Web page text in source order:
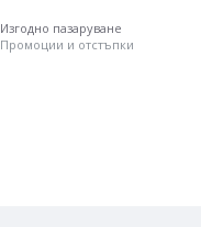
Изгодно пазаруване
Промоции и отстъпки